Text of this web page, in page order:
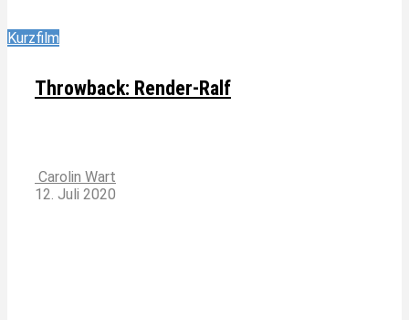
Kurzfilm
Throwback: Render-Ralf
Carolin Wart
12. Juli 2020